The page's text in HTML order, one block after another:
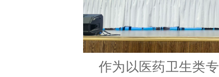
作为以医药卫生类